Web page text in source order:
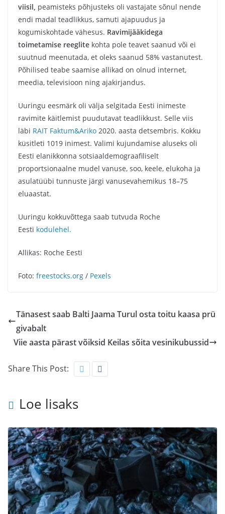
viisil, peamisteks põhjusteks oli vastajate sõnul nende
endi madal teadlikkus, samuti ajapuudus ja
kogumiskohtade vähesus. Ravimijääkidega
toimetamise reeglite kohta pole teavet saanud või ei
suutnud meenutada, et oleks saanud 58% vastanutest.
Põhilised teabe saamise allikad on olnud internet,
meedia, televisioon ning ajakirjandus.
Uuringu eesmärk oli välja selgitada Eesti inimeste
ravimite käitlemist puudutavat teadlikkust. Selle viis
läbi RAIT Faktum&Ariko 2020. aasta detsembris. Kokku
küsitleti 1019 inimest. Valimi kujundamise aluseks oli
Eesti elanikkonna sotsiaaldemograafiliselt
proportsionaalne mudel vanuse, soo, keele, elukoha ja
asulatüübi tunnuste järgi vanusevahemikus 18–75
eluaastat.
Uuringu kokkuvõttega saab tutvuda Roche
Eesti kodulehel.
Allikas: Roche Eesti
Foto: freestocks.org / Pexels
Tänasest saab Balti Jaama Turul osta toitu kaasa prü
givabalt
Viie aasta pärast võiksid Keilas sõita vesinikubussid
Share This Post:
Loe lisaks